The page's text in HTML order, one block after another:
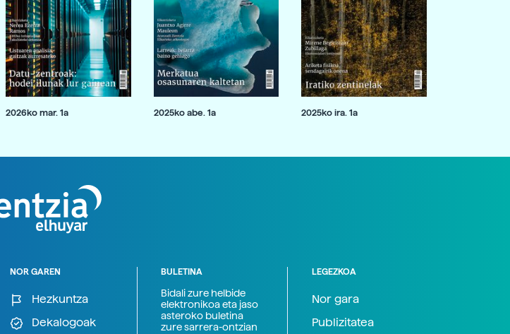
2026ko mar. 1a 2025ko abe. 1a 2025ko ira. 1a
NOR GAREN
Hezkuntza
Dekalogoak
BULETINA
Bidali zure helbide
elektronikoa eta jaso
asteroko buletina
zure sarrera-ontzian
LEGEZKOA
Nor gara
Publizitatea